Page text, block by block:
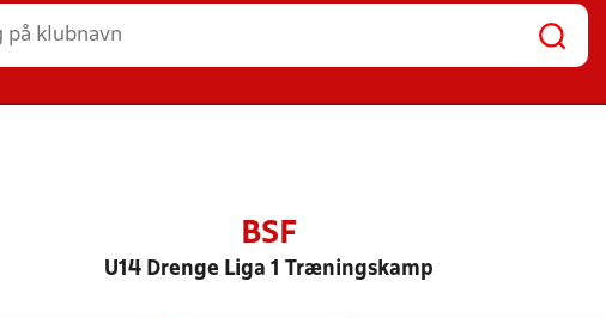
BSF
U14 Drenge Liga 1 Træningskamp